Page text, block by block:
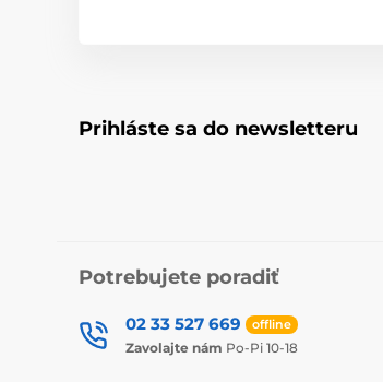
Prihláste sa do newsletteru
Potrebujete poradiť
02 33 527 669 offline
Zavolajte nám Po-Pi 10-18